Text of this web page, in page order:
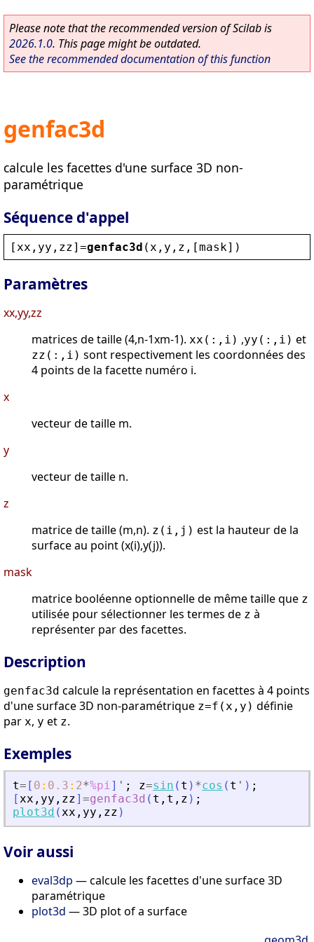
Please note that the recommended version of Scilab is
2026.1.0. This page might be outdated.
See the recommended documentation of this function
genfac3d
calcule les facettes d'une surface 3D non-
paramétrique
Séquence d'appel
[ xx , yy , zz]=genfac3d ( x , y , z ,[mask])
Paramètres
xx,yy,zz
matrices de taille (4,n-1xm-1). xx(:,i) ,yy(:,i) et
zz(:,i) sont respectivement les coordonnées des
4 points de la facette numéro i.
x
vecteur de taille m.
y
vecteur de taille n.
z
matrice de taille (m,n). z(i,j) est la hauteur de la
surface au point (x(i),y(j)).
mask
matrice booléenne optionnelle de même taille que z
utilisée pour sélectionner les termes de z à
représenter par des facettes.
Description
genfac3d calcule la représentation en facettes à 4 points
d'une surface 3D non-paramétrique z=f(x,y) définie
par x, y et z.
Exemples
t= [ 0 : 0.3 : 2*%pi] ' ; z=sin ( t ) *cos ( t ' ) ;
[xx , yy , zz] =genfac3d ( t , t , z ) ;
plot3d (xx , yy , zz )
Voir aussi
eval3dp — calcule les facettes d'une surface 3D
paramétrique
plot3d — 3D plot of a surface